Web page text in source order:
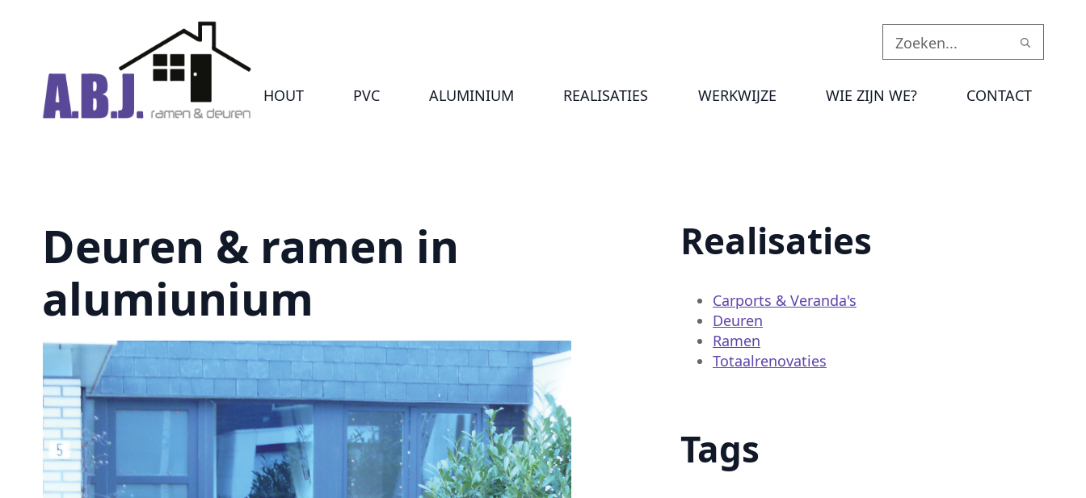
for:
HOUT PVC ALUMINIUM REALISATIES WERKWIJZE WIE ZIJN WE? CONTACT
Deuren & ramen in
alumiunium
Realisaties
Carports & Veranda's
Deuren
Ramen
Totaalrenovaties
Tags